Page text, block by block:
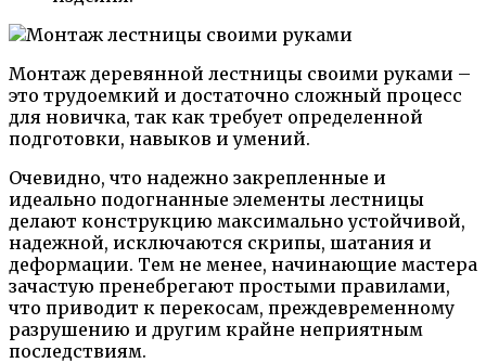
Монтаж деревянной лестницы своими руками –
это трудоемкий и достаточно сложный процесс
для новичка, так как требует определенной
подготовки, навыков и умений.
Очевидно, что надежно закрепленные и
идеально подогнанные элементы лестницы
делают конструкцию максимально устойчивой,
надежной, исключаются скрипы, шатания и
деформации. Тем не менее, начинающие мастера
зачастую пренебрегают простыми правилами,
что приводит к перекосам, преждевременному
разрушению и другим крайне неприятным
последствиям.